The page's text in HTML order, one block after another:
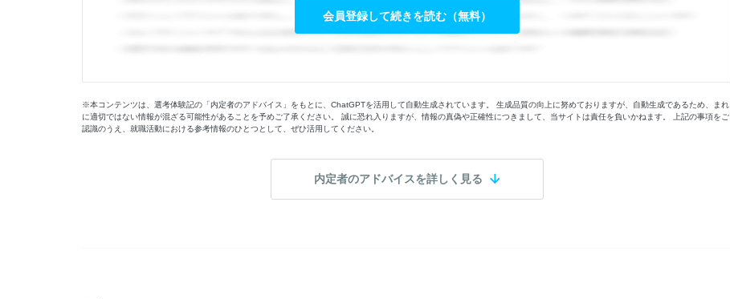
会員登録して続きを読む（無料）
※本コンテンツは、選考体験記の「内定者のアドバイス」をもとに、ChatGPTを活用して自動生成されています。 生成品質の向上に努めておりますが、自動生成であるため、まれ
に適切ではない情報が混ざる可能性があることを予めご了承ください。 誠に恐れ入りますが、情報の真偽や正確性につきまして、当サイトは責任を負いかねます。 上記の事項をご
認識のうえ、就職活動における参考情報のひとつとして、ぜひ活用してください。
内定者のアドバイスを詳しく見る